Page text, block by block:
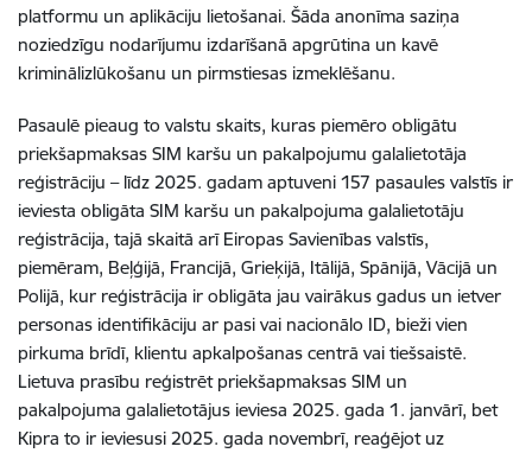
platformu un aplikāciju lietošanai. Šāda anonīma saziņa
noziedzīgu nodarījumu izdarīšanā apgrūtina un kavē
kriminālizlūkošanu un pirmstiesas izmeklēšanu.
Pasaulē pieaug to valstu skaits, kuras piemēro obligātu
priekšapmaksas SIM karšu un pakalpojumu galalietotāja
reģistrāciju – līdz 2025. gadam aptuveni 157 pasaules valstīs ir
ieviesta obligāta SIM karšu un pakalpojuma galalietotāju
reģistrācija, tajā skaitā arī Eiropas Savienības valstīs,
piemēram, Beļģijā, Francijā, Grieķijā, Itālijā, Spānijā, Vācijā un
Polijā, kur reģistrācija ir obligāta jau vairākus gadus un ietver
personas identifikāciju ar pasi vai nacionālo ID, bieži vien
pirkuma brīdī, klientu apkalpošanas centrā vai tiešsaistē.
Lietuva prasību reģistrēt priekšapmaksas SIM un
pakalpojuma galalietotājus ieviesa 2025. gada 1. janvārī, bet
Kipra to ir ieviesusi 2025. gada novembrī, reaģējot uz